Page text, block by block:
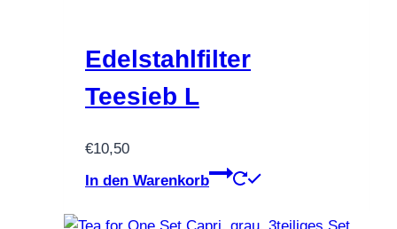
Edelstahlfilter
Teesieb L
€10,50
In den Warenkorb